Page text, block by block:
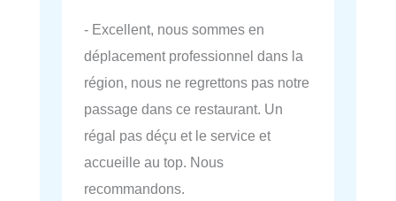
- Excellent, nous sommes en
déplacement professionnel dans la
région, nous ne regrettons pas notre
passage dans ce restaurant. Un
régal pas déçu et le service et
accueille au top. Nous
recommandons.